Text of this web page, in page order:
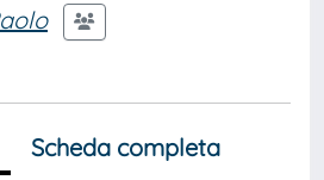
Scheda completa